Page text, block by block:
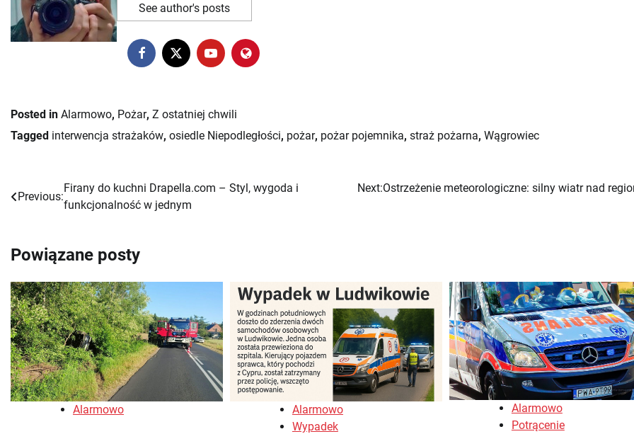
See author's posts
Posted in Alarmowo, Pożar, Z ostatniej chwili
Tagged interwencja strażaków, osiedle Niepodległości, pożar, pożar pojemnika, straż pożarna, Wągrowiec
Nawigacja
Previous:
Firany do kuchni Drapella.com – Styl, wygoda i
funkcjonalność w jednym
Next:Ostrzeżenie meteorologiczne: silny wiatr nad
Powiązane posty
Alarmowo
Alarmowo
Wypadek
Alarmowo
Potrącenie